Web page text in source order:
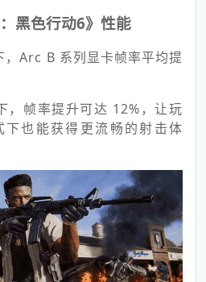
黑色行动6》性能
Arc B 系列显卡帧率平均提
，帧率提升可达 12%，让玩
下也能获得更流畅的射击体